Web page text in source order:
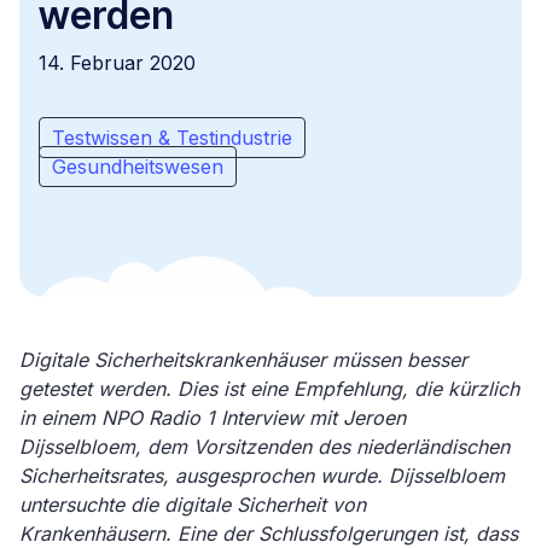
werden
14. Februar 2020
Testwissen & Testindustrie
Gesundheitswesen
Digitale Sicherheitskrankenhäuser müssen besser
getestet werden. Dies ist eine Empfehlung, die kürzlich
in einem NPO Radio 1 Interview mit Jeroen
Dijsselbloem, dem Vorsitzenden des niederländischen
Sicherheitsrates, ausgesprochen wurde. Dijsselbloem
untersuchte die digitale Sicherheit von
Krankenhäusern. Eine der Schlussfolgerungen ist, dass